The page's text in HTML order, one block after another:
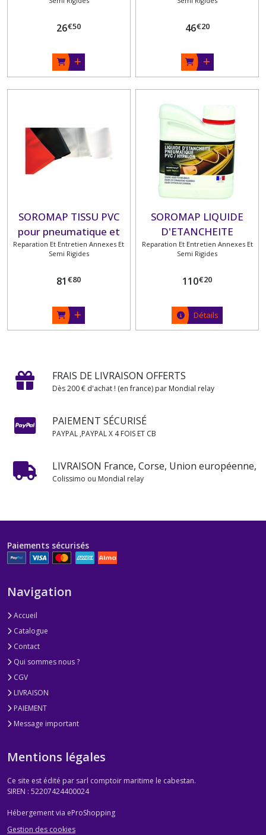
26€50 46€20
SOROMAP TISSU PVC
pour pneumatique et
semi rigide
Reparation Et Entretien Annexes Et
Semi Rigides
81 €80
SOROMAP LIQUIDE
D'ETANCHEITE
PNEUMATIQUE
TOPFLEX
Reparation Et Entretien Annexes Et
Semi Rigides
110€20
Détails
FRAIS DE LIVRAISON OFFERTS
Dès 200 € d'achat ! (en france) par Mondial relay
PAIEMENT SÉCURISÉ
PAYPAL ,PAYPAL X 4 FOIS ET CB
LIVRAISON France, Corse, Union européenne,
Colissimo ou Mondial relay
Paiements sécurisés
Navigation
Accueil
Catalogue
Contact
Qui sommes nous ?
CGV
LIVRAISON
PAIEMENT
Message important
Mentions légales
Ce site est édité par sarl comptoir maritime le cabestan.
SIREN : 52207424400024
Hébergement via eProShopping
Gestion des cookies